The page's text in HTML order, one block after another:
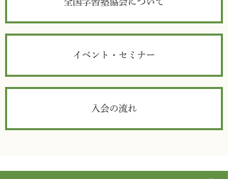
イベント・セミナー
入会の流れ